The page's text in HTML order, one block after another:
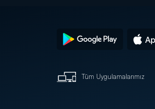
Tüm Uygulamalarımız